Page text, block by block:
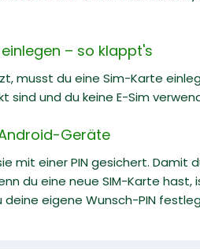
– so klappt's
musst du eine Sim-Karte
und du keine E-Sim
Geräte
mit einer PIN gesichert.
du eine neue SIM-Karte
eigene Wunsch-PIN